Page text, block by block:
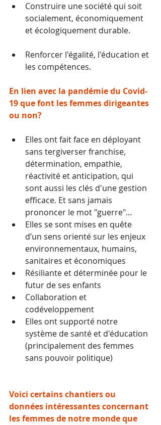
Construire une société qui soit
socialement, économiquement
et écologiquement durable.
Renforcer l'égalité, l'éducation et
les compétences.
En lien avec la pandémie du Covid-
19 que font les femmes dirigeantes
ou non?
Elles ont fait face en déployant
sans tergiverser franchise,
détermination, empathie,
réactivité et anticipation, qui
sont aussi les clés d'une gestion
efficace. Et sans jamais
prononcer le mot "guerre"...
Elles se sont mises en quête
d’un sens orienté sur les enjeux
environnementaux, humains,
sanitaires et économiques
Résiliante et déterminée pour le
futur de ses enfants
Collaboration et
codéveloppement
Elles ont supporté notre
système de santé et d'éducation
(principalement des femmes
sans pouvoir politique)
Voici certains chantiers ou
données intéressantes concernant
les femmes de notre monde que